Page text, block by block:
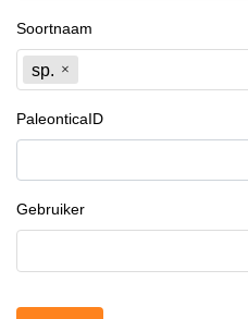
Soortnaam
sp.
PaleonticaID
Gebruiker